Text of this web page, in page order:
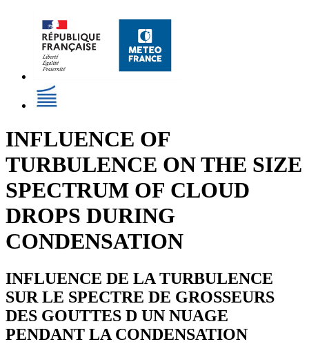
INFLUENCE OF
TURBULENCE ON THE SIZE
SPECTRUM OF CLOUD
DROPS DURING
CONDENSATION
INFLUENCE DE LA TURBULENCE
SUR LE SPECTRE DE GROSSEURS
DES GOUTTES D UN NUAGE
PENDANT LA CONDENSATION